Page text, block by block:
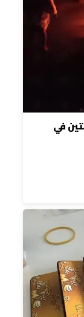
في